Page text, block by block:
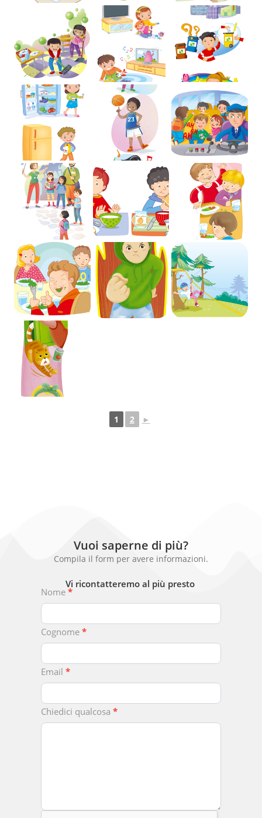
1 2 ►
Vuoi saperne di più?
Compila il form per avere informazioni.
Vi ricontatteremo al più presto
Chiedici
Qualcosa
Nome *
Cognome *
Email *
Chiedici qualcosa *